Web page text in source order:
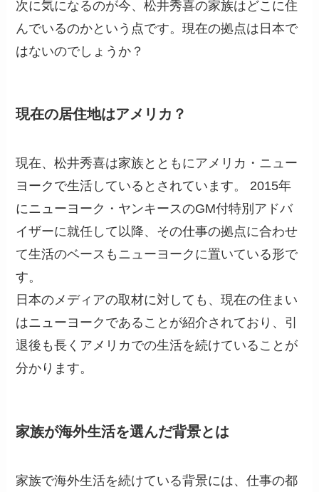
次に気になるのが今、松井秀喜の家族はどこに住
んでいるのかという点です。現在の拠点は日本で
はないのでしょうか？
現在の居住地はアメリカ？
現在、松井秀喜は家族とともにアメリカ・ニュー
ヨークで生活しているとされています。 2015年
にニューヨーク・ヤンキースのGM付特別アドバ
イザーに就任して以降、その仕事の拠点に合わせ
て生活のベースもニューヨークに置いている形で
す。
日本のメディアの取材に対しても、現在の住まい
はニューヨークであることが紹介されており、引
退後も長くアメリカでの生活を続けていることが
分かります。
家族が海外生活を選んだ背景とは
家族で海外生活を続けている背景には、仕事の都